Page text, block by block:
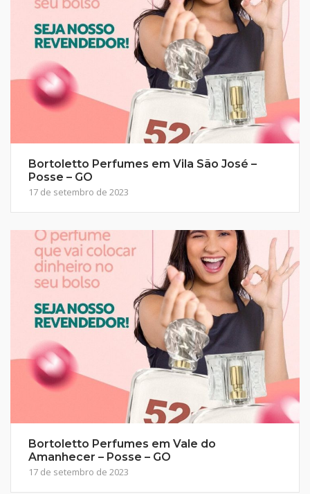
Bortoletto Perfumes em Vila São José –
Posse – GO
17 de setembro de 2023
Bortoletto Perfumes em Vale do
Amanhecer – Posse – GO
17 de setembro de 2023